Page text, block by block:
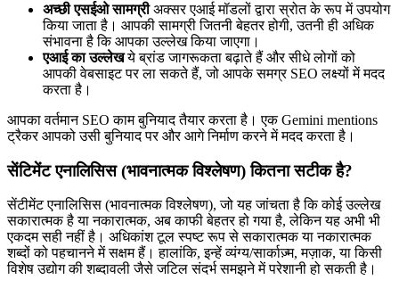
अच्छी एसईओ सामग्रीअक्सर एआई मॉडलों द्वारा स्रोत के रूप में उपयोग
किया जाता है। आपकी सामग्री जितनी बेहतर होगी, उतनी ही अधिक
संभावना है कि आपका उल्लेख किया जाएगा।
एआई का उल्लेखये ब्रांड जागरूकता बढ़ाते हैं और सीधे लोगों को
आपकी वेबसाइट पर ला सकते हैं, जो आपके समग्र SEO लक्ष्यों में मदद
करता है।
आपका वर्तमान SEO काम बुनियाद तैयार करता है। एक Gemini mentions
ट्रैकर आपको उसी बुनियाद पर और आगे निर्माण करने में मदद करता है।
सेंटिमेंट एनालिसिस (भावनात्मक विश्लेषण) कितना सटीक है?
सेंटीमेंट एनालिसिस (भावनात्मक विश्लेषण), जो यह जांचता है कि कोई उल्लेख
सकारात्मक है या नकारात्मक, अब काफी बेहतर हो गया है, लेकिन यह अभी भी
एकदम सही नहीं है। अधिकांश टूल स्पष्ट रूप से सकारात्मक या नकारात्मक
शब्दों को पहचानने में सक्षम हैं। हालांकि, इन्हें व्यंग्य/सार्काज़्म, मज़ाक, या किसी
विशेष उद्योग की शब्दावली जैसे जटिल संदर्भ समझने में परेशानी हो सकती है।